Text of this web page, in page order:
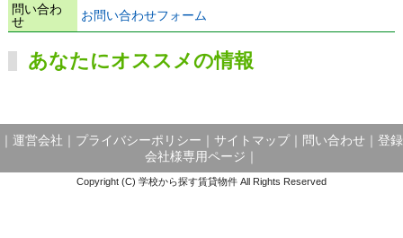
問い合わ
せ
お問い合わせフォーム
あなたにオススメの情報
運営会社 プライバシーポリシー サイトマップ｜ 問い合わせ
登録
会社様専用ページ
Copyright (C) 学校から探す賃貸物件 All Rights Reserved